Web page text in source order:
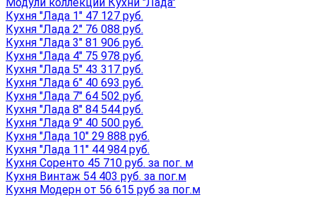
Кухня "Лада 1" 47 127 руб.
Кухня "Лада 2" 76 088 руб.
Кухня "Лада 3" 81 906 руб.
Кухня "Лада 4" 75 978 руб.
Кухня "Лада 5" 43 317 руб.
Кухня "Лада 6" 40 693 руб.
Кухня "Лада 7" 64 502 руб.
Кухня "Лада 8" 84 544 руб.
Кухня "Лада 9" 40 500 руб.
Кухня "Лада 10" 29 888 руб.
Кухня "Лада 11" 44 984 руб.
Кухня Соренто 45 710 руб. за пог. м
Кухня Винтаж 54 403 руб. за пог.м
Кухня Модерн от 56 615 руб за пог.м